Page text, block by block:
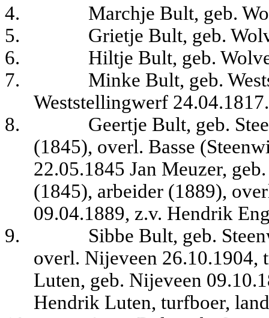
4.
Marchje Bult, geb.
5.
Grietje Bult, geb.
6.
Hiltje Bult, geb.
7.
Minke Bult, geb.
Weststellingwerf 24.04.1817.
8.
Geertje Bult, geb.
(1845), overl. Basse
22.05.1845 Jan Meuzer,
(1845), arbeider (1889),
09.04.1889, z.v. Hendrik
9.
Sibbe Bult, geb.
overl. Nijeveen 26.10.1904,
Luten, geb. Nijeveen
Hendrik Luten, turfboer,